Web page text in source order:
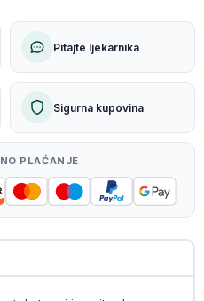
Pitajte ljekarnika
Sigurna kupovina
PLAĆANJE